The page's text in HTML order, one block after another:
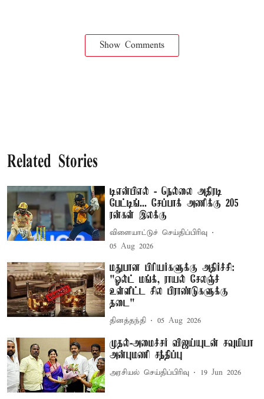
Show Comments
Related Stories
டிஎன்பிஎல் - நெல்லை அதிரடி
பேட்டிங்... சேப்பாக் அணிக்கு 205
ரன்கள் இலக்கு
விளையாட்டுச் செய்திப்பிரிவு
05 Aug 2026
மதுபான பிரியர்களுக்கு அதிர்ச்சி:
"ஓல்ட் மங்க், ராயல் சேலஞ்ச்
உள்ளிட்ட சில பிராண்டுகளுக்கு
தடை"
தினத்தந்தி 05 Aug 2026
முதல்-அமைச்சர் விஜய்யுடன் சவுமியா
அன்புமணி சந்திப்பு
அரசியல் செய்திப்பிரிவு 19 Jun 2026